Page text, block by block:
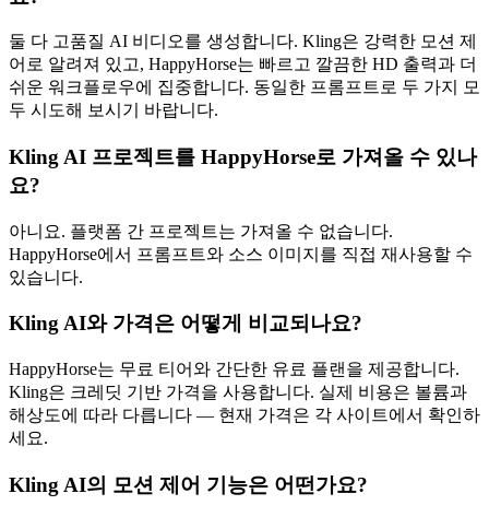
둘 다 고품질 AI 비디오를 생성합니다. Kling은 강력한 모션 제
어로 알려져 있고, HappyHorse는 빠르고 깔끔한 HD 출력과 더
쉬운 워크플로우에 집중합니다. 동일한 프롬프트로 두 가지 모
두 시도해 보시기 바랍니다.
Kling AI 프로젝트를 HappyHorse로 가져올 수 있나
요?
아니요. 플랫폼 간 프로젝트는 가져올 수 없습니다.
HappyHorse에서 프롬프트와 소스 이미지를 직접 재사용할 수
있습니다.
Kling AI와 가격은 어떻게 비교되나요?
HappyHorse는 무료 티어와 간단한 유료 플랜을 제공합니다.
Kling은 크레딧 기반 가격을 사용합니다. 실제 비용은 볼륨과
해상도에 따라 다릅니다 — 현재 가격은 각 사이트에서 확인하
세요.
Kling AI의 모션 제어 기능은 어떤가요?